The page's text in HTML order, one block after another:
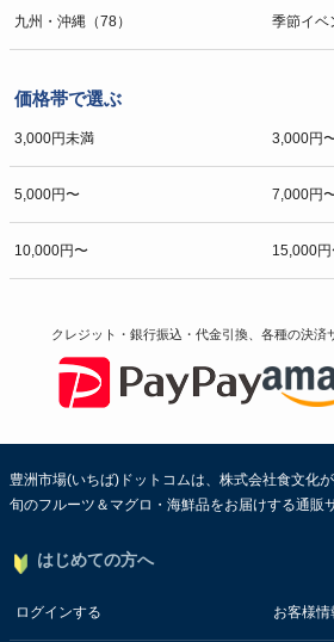
九州・沖縄（78） 季節イベ
価格帯で選ぶ
3,000円未満 3,000円
5,000円〜 7,000円
10,000円〜 15,000
クレジット・銀行振込・代金引換、各種の決済
豊洲市場(いちば)ドットコムは、株式会社食文化
旬のフルーツ＆マグロ・海鮮品をお届けする通販
はじめての方へ
ログインする お客様